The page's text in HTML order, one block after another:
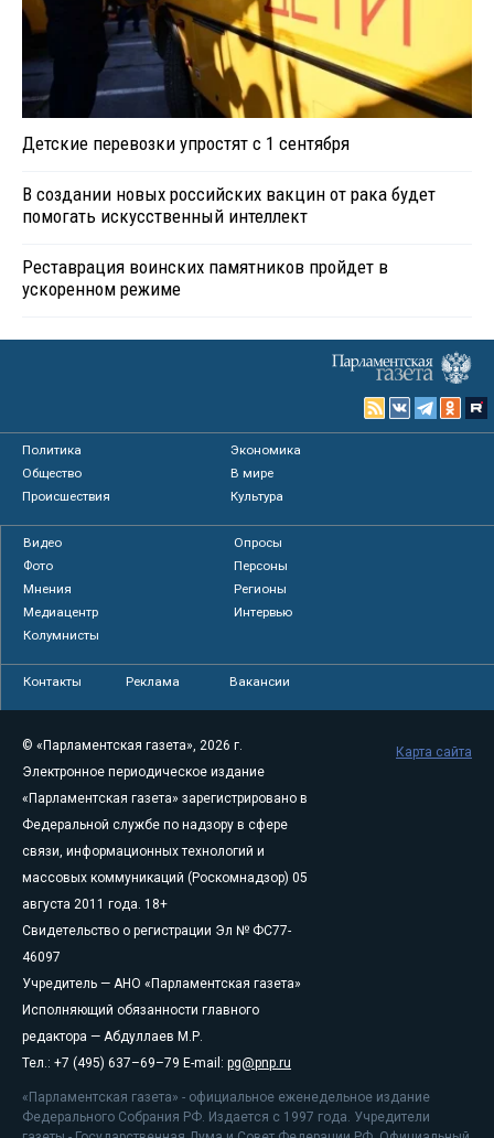
Детские перевозки упростят с 1 сентября
В создании новых российских вакцин от рака будет
помогать искусственный интеллект
Реставрация воинских памятников пройдет в
ускоренном режиме
Политика
Экономика
Общество
В мире
Происшествия
Культура
Видео
Опросы
Фото
Персоны
Мнения
Регионы
Медиацентр
Интервью
Колумнисты
Контакты Реклама Вакансии
© «Парламентская газета», 2026 г.
Электронное периодическое издание
«Парламентская газета» зарегистрировано в
Федеральной службе по надзору в сфере
связи, информационных технологий и
массовых коммуникаций (Роскомнадзор) 05
августа 2011 года. 18+
Свидетельство о регистрации Эл № ФС77-
46097
Учредитель — АНО «Парламентская газета»
Исполняющий обязанности главного
редактора — Абдуллаев М.Р.
Тел.: +7 (495) 637–69–79 E-mail: pg@pnp.ru
«Парламентская газета» - официальное еженедельное издание
Федерального Собрания РФ. Издается с 1997 года. Учредители
Карта сайта